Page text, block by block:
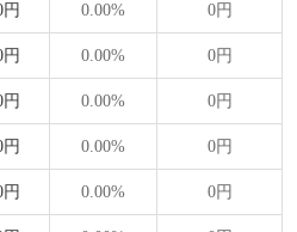
円 0.00% 0円
円 0.00% 0円
円 0.00% 0円
円 0.00% 0円
円 0.00% 0円